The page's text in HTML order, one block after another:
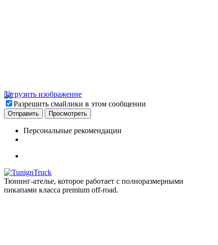
Загрузить изображение
Разрешить смайлики в этом сообщении
Персональные рекомендации
Тюнинг-ателье, которое работает с полноразмерными
пикапами класса premium off-road.